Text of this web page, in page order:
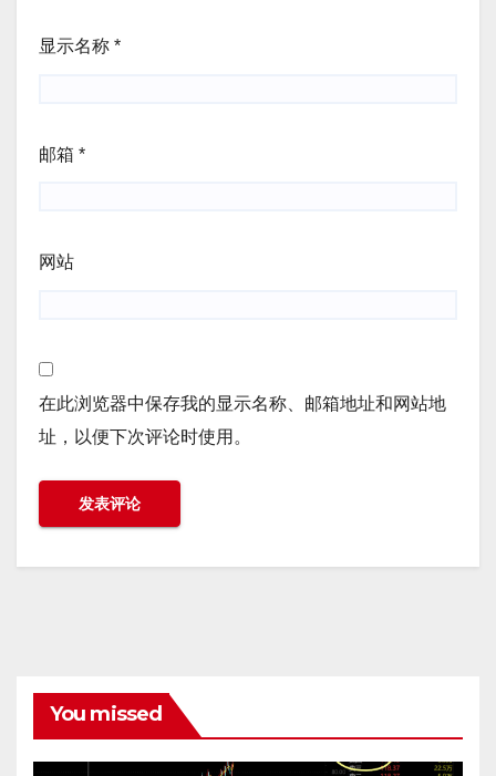
显示名称 *
邮箱 *
网站
在此浏览器中保存我的显示名称、邮箱地址和网站地
址，以便下次评论时使用。
You missed